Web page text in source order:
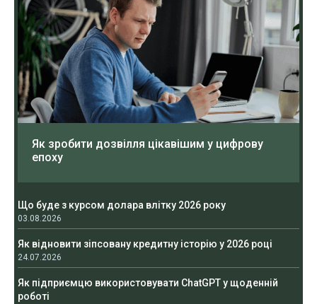
Як зробити дозвілля цікавішим у цифрову
епоху
Що буде з курсом долара влітку 2026 року
03.08.2026
Як відновити зіпсовану кредитну історію у 2026 році
24.07.2026
Як підприємцю використовувати ChatGPT у щоденній
роботі